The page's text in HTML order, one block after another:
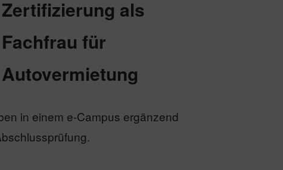
in einem e-Campus ergänzend